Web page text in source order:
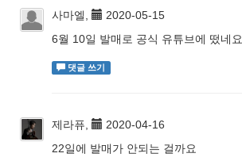
사마엘,
2020-05-15
6월 10일 발매로 공식 유튜브에 떴네요
댓글 쓰기
제라퓨,
2020-04-16
22일에 발매가 안되는 걸까요